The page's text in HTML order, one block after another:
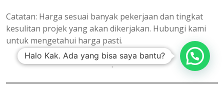
Catatan: Harga sesuai banyak pekerjaan dan tingkat
kesulitan projek yang akan dikerjakan. Hubungi kami
untuk mengetahui harga pasti.
.
Halo Kak. Ada yang bisa saya bantu?